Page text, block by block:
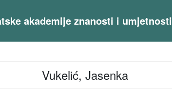
akademije znanosti i umjetnosti
Vukelić, Jasenka